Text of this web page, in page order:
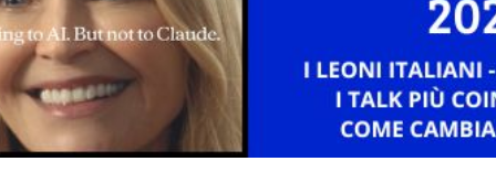
DATI
RICERCHE